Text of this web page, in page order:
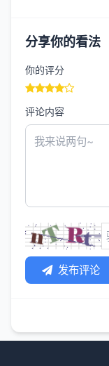
分享你的看法
你的评分
评论内容
发布评论